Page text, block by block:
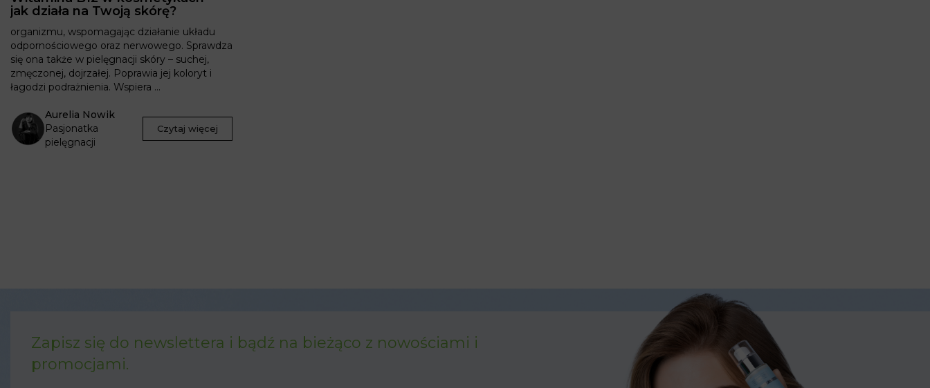
jak działa na Twoją skórę?
organizmu, wspomagając działanie układu
odpornościowego oraz nerwowego. Sprawdza
się ona także w pielęgnacji skóry – suchej,
zmęczonej, dojrzałej. Poprawia jej koloryt i
łagodzi podrażnienia. Wspiera ...
Aurelia Nowik
Pasjonatka
pielęgnacji
Czytaj więcej
Zapisz się do newslettera i bądź na bieżąco z nowościami i
promocjami.